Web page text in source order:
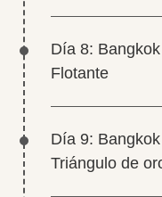
Día 8:
Flotante
Día 9:
Triángulo de